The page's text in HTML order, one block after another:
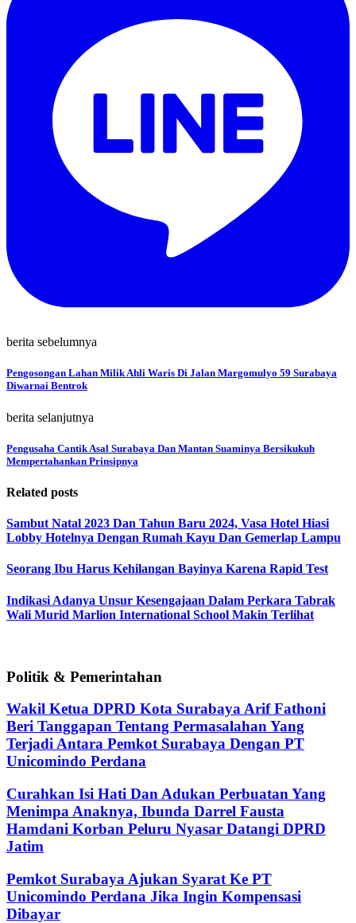
berita sebelumnya
Pengosongan Lahan Milik Ahli Waris Di Jalan Margomulyo 59 Surabaya
Diwarnai Bentrok
berita selanjutnya
Pengusaha Cantik Asal Surabaya Dan Mantan Suaminya Bersikukuh
Mempertahankan Prinsipnya
Related posts
Sambut Natal 2023 Dan Tahun Baru 2024, Vasa Hotel Hiasi
Lobby Hotelnya Dengan Rumah Kayu Dan Gemerlap Lampu
Seorang Ibu Harus Kehilangan Bayinya Karena Rapid Test
Indikasi Adanya Unsur Kesengajaan Dalam Perkara Tabrak
Wali Murid Marlion International School Makin Terlihat
Politik & Pemerintahan
Wakil Ketua DPRD Kota Surabaya Arif Fathoni
Beri Tanggapan Tentang Permasalahan Yang
Terjadi Antara Pemkot Surabaya Dengan PT
Unicomindo Perdana
Curahkan Isi Hati Dan Adukan Perbuatan Yang
Menimpa Anaknya, Ibunda Darrel Fausta
Hamdani Korban Peluru Nyasar Datangi DPRD
Jatim
Pemkot Surabaya Ajukan Syarat Ke PT
Unicomindo Perdana Jika Ingin Kompensasi
Dibayar